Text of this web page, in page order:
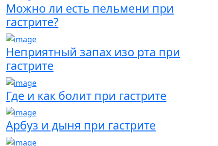
Можно ли есть пельмени при
гастрите?
Неприятный запах изо рта при
гастрите
Где и как болит при гастрите
Арбуз и дыня при гастрите